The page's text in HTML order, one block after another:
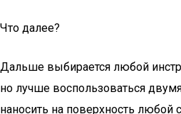
Что далее?
Дальше выбирается любой
но лучше воспользоваться
наносить на поверхность любой